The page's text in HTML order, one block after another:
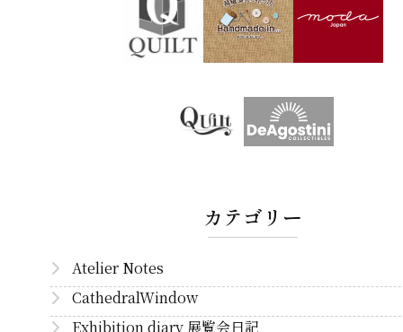
カテゴリー
Atelier Notes
CathedralWindow
Exhibition diary 展覧会日記